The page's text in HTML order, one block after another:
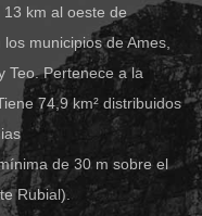
km al oeste de
municipios de Ames,
Teo. Pertenece a la
74,9 km² distribuidos
de 30 m sobre el
Rubial).